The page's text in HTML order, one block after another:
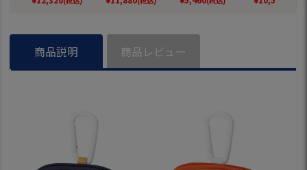
本正規品
規品
年モデル 日本正規
商品説明 商品レビュー